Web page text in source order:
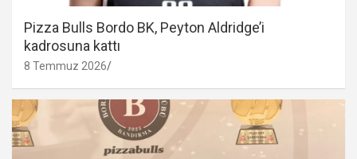
Pizza Bulls Bordo BK, Peyton Aldridge’i
kadrosuna kattı
8 Temmuz 2026